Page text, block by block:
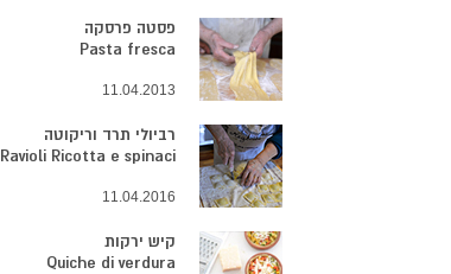
פסטה פרסקה
Pasta fresca
11.04.2013
רביולי תרד וריקוטה
Ravioli Ricotta e spinaci
11.04.2016
קיש ירקות
Quiche di verdura